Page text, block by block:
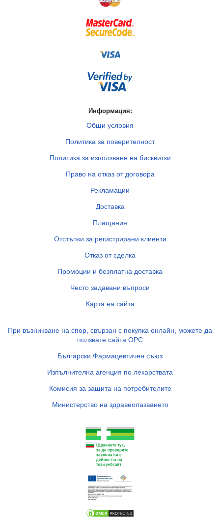
Информация:
Общи условия
Политика за поверителност
Политика за използване на бисквитки
Право на отказ от договора
Рекламации
Доставка
Плащания
Отстъпки за регистрирани клиенти
Отказ от сделка
Промоции и безплатна доставка
Често задавани въпроси
Карта на сайта
При възникване на спор, свързан с покупка онлайн, можете да
ползвате сайта ОРС
Български Фармацевтичен съюз
Изпълнителна агенция по лекарствата
Комисия за защита на потребителите
Министерство на здравеопазването